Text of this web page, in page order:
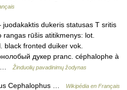
dukeris statusas T sritis
rūšis atitikmenys: lot.
black fronted duiker vok.
дукер pranc. céphalophe à
…
Žinduolių pavadinimų žodynas
Cephalophus … Wikipédia en Français